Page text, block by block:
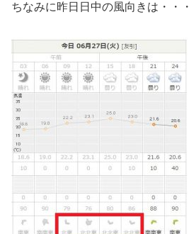
ちなみに昨日日中の風向きは・・・